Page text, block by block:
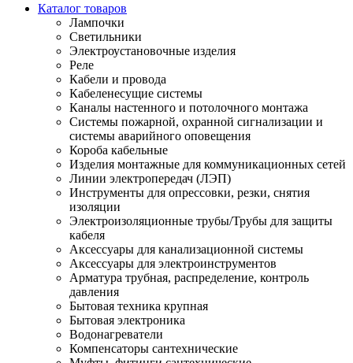
Каталог товаров
Лампочки
Светильники
Электроустановочные изделия
Реле
Кабели и провода
Кабеленесущие системы
Каналы настенного и потолочного монтажа
Системы пожарной, охранной сигнализации и
системы аварийного оповещения
Короба кабельные
Изделия монтажные для коммуникационных сетей
Линии электропередач (ЛЭП)
Инструменты для опрессовки, резки, снятия
изоляции
Электроизоляционные трубы/Трубы для защиты
кабеля
Аксессуары для канализационной системы
Аксессуары для электроинструментов
Арматура трубная, распределение, контроль
давления
Бытовая техника крупная
Бытовая электроника
Водонагреватели
Компенсаторы сантехнические